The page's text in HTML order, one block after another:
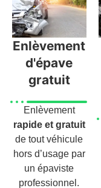
Enlèvement
d'épave
gratuit
Enlèvement
rapide et gratuit
de tout véhicule
hors d’usage par
un épaviste
professionnel.